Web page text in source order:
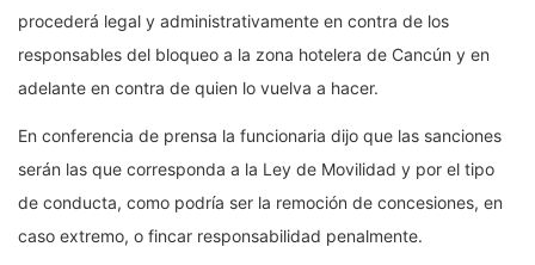
procederá legal y administrativamente en contra de los
responsables del bloqueo a la zona hotelera de Cancún y en
adelante en contra de quien lo vuelva a hacer.
En conferencia de prensa la funcionaria dijo que las sanciones
serán las que corresponda a la Ley de Movilidad y por el tipo
de conducta, como podría ser la remoción de concesiones, en
caso extremo, o fincar responsabilidad penalmente.